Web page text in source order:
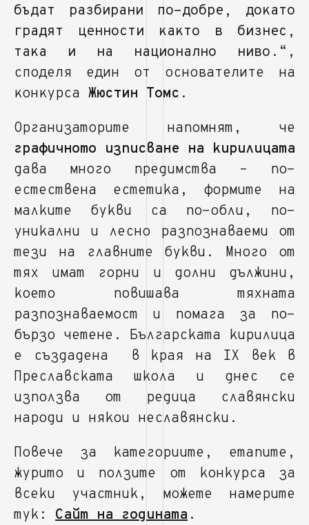
бъдат разбирани по-добре, докато
градят ценности както в бизнес,
така и на национално ниво.“ ,
споделя един от основателите на
конкурса Жюстин Томс .
Организаторите напомнят, че
графичното изписване на кирилицата
дава много предимства – по-
естествена естетика, формите на
малките букви са по-обли, по-
уникални и лесно разпознаваеми от
тези на главните букви. Много от
тях имат горни и долни дължини,
което повишава тяхната
разпознаваемост и помага за по-
бързо четене. Българската кирилица
е създадена в края на IX век в
Преславската школа и днес се
използва от редица славянски
народи и някои неславянски.
Повече за категориите, етапите,
журито и ползите от конкурса за
всеки участник, можете намерите
тук: Сайт на годината.